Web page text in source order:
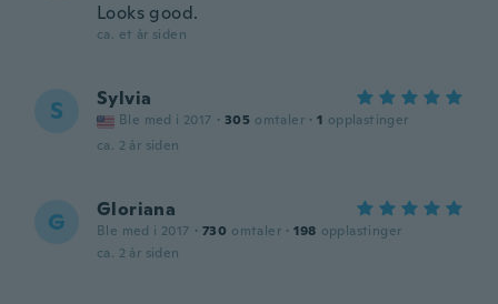
Looks good.
ca. et år siden
S Sylvia
Ble med i 2017 · 305 omtaler · 1 opplastinger
ca. 2 år siden
G Gloriana
Ble med i 2017 · 730 omtaler · 198 opplastinger
ca. 2 år siden